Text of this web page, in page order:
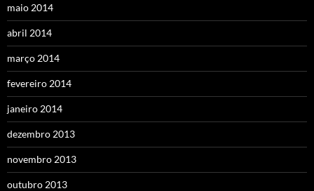
maio 2014
abril 2014
março 2014
fevereiro 2014
janeiro 2014
dezembro 2013
novembro 2013
outubro 2013